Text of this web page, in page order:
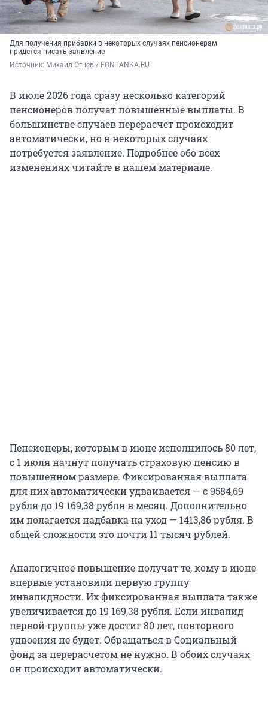
Для получения прибавки в некоторых случаях пенсионерам
придется писать заявление
Источник: Михаил Огнев / FONTANKA.RU
В июле 2026 года сразу несколько категорий
пенсионеров получат повышенные выплаты. В
большинстве случаев перерасчет происходит
автоматически, но в некоторых случаях
потребуется заявление. Подробнее обо всех
изменениях читайте в нашем материале.
Пенсионеры, которым в июне исполнилось 80 лет,
с 1 июля начнут получать страховую пенсию в
повышенном размере. Фиксированная выплата
для них автоматически удваивается — с 9584,69
рубля до 19 169,38 рубля в месяц. Дополнительно
им полагается надбавка на уход — 1413,86 рубля. В
общей сложности это почти 11 тысяч рублей.
Аналогичное повышение получат те, кому в июне
впервые установили первую группу
инвалидности. Их фиксированная выплата также
увеличивается до 19 169,38 рубля. Если инвалид
первой группы уже достиг 80 лет, повторного
удвоения не будет. Обращаться в Социальный
фонд за перерасчетом не нужно. В обоих случаях
он происходит автоматически.